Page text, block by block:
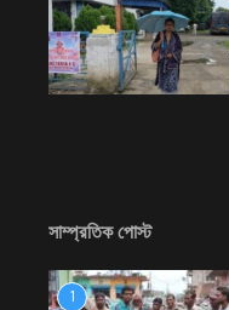
সাম্প্রতিক পোস্ট
1